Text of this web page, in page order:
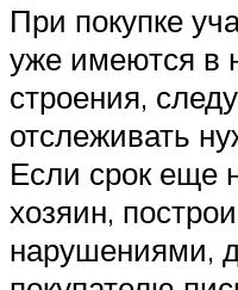
При покупке
уже имеются в
строения,
отслеживать
Если срок еще
хозяин,
нарушениями,